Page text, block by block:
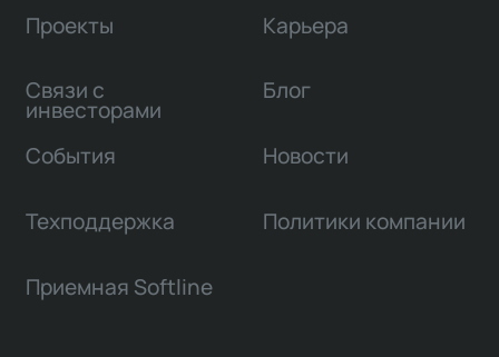
Проекты
Связи с
инвесторами
Карьера
Блог
События Новости
Техподдержка Политики компании
Приемная Softline